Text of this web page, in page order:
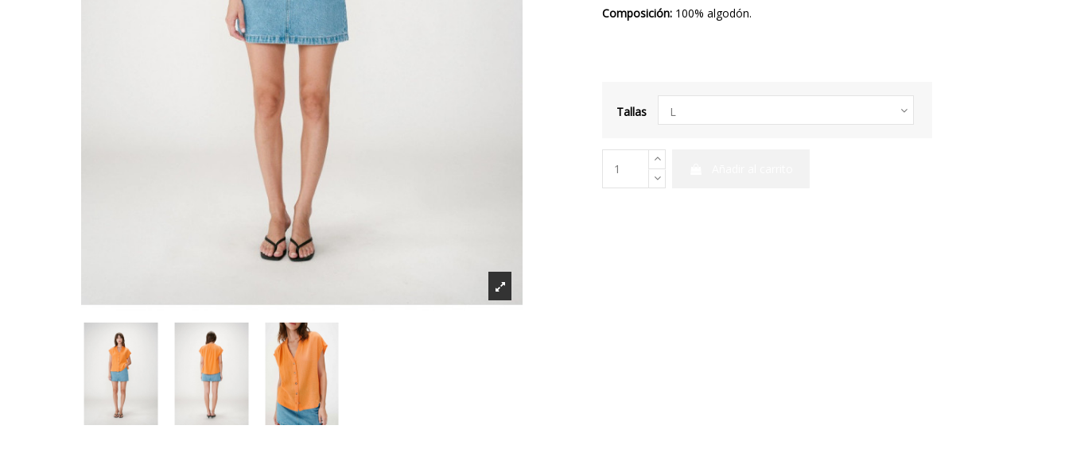
Composición: 100% algodón.
Tallas